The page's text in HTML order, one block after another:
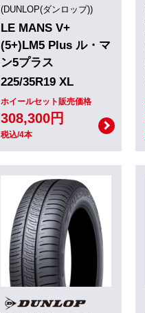
(DUNLOP(ダンロップ))
LE MANS V+
(5+)LM5 Plus ル・マ
ン5プラス
225/35R19 XL
ホイールセット販売価格
308,300円
税込/4本